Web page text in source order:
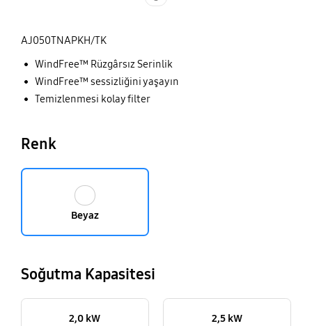
AJ050TNAPKH/TK
WindFree™ Rüzgârsız Serinlik
WindFree™ sessizliğini yaşayın
Temizlenmesi kolay filter
Renk
Beyaz
Soğutma Kapasitesi
2,0 kW 2,5 kW